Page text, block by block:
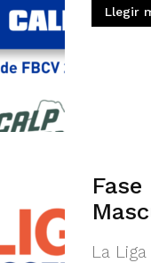
Llegir
La